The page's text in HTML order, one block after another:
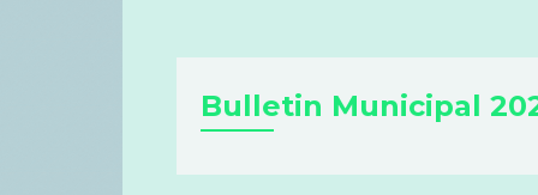
Bulletin Municipal